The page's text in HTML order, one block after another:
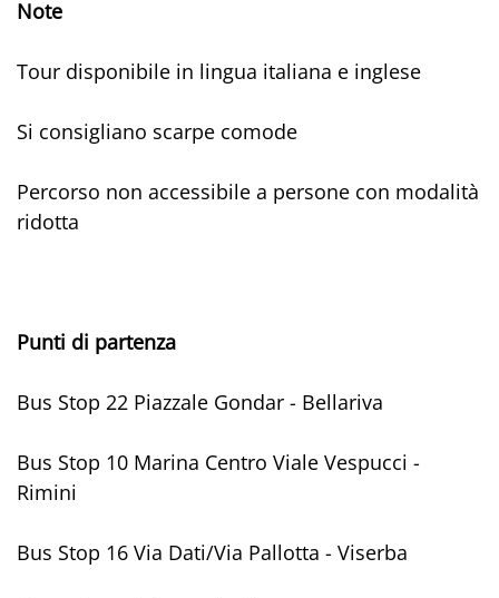
Note
Tour disponibile in lingua italiana e inglese
Si consigliano scarpe comode
Percorso non accessibile a persone con modalità
ridotta
Punti di partenza
Bus Stop 22 Piazzale Gondar - Bellariva
Bus Stop 10 Marina Centro Viale Vespucci -
Rimini
Bus Stop 16 Via Dati/Via Pallotta - Viserba